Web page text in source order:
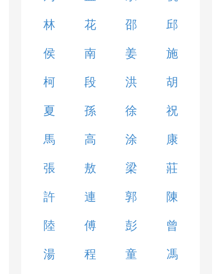
林 花 邵 邱
侯 南 姜 施
柯 段 洪 胡
夏 孫 徐 祝
馬 高 涂 康
張 敖 梁 莊
許 連 郭 陳
陸 傅 彭 曾
湯 程 童 馮